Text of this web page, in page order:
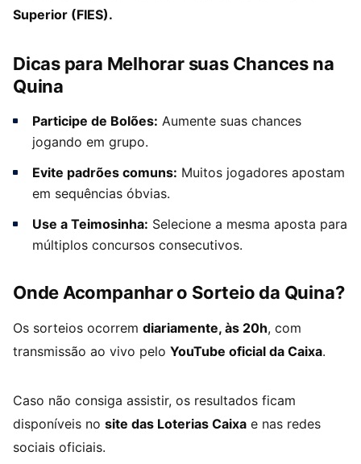
Superior (FIES).
Dicas para Melhorar suas Chances na
Quina
Participe de Bolões: Aumente suas chances
jogando em grupo.
Evite padrões comuns: Muitos jogadores apostam
em sequências óbvias.
Use a Teimosinha: Selecione a mesma aposta para
múltiplos concursos consecutivos.
Onde Acompanhar o Sorteio da Quina?
Os sorteios ocorrem diariamente, às 20h, com
transmissão ao vivo pelo YouTube oficial da Caixa.
Caso não consiga assistir, os resultados ficam
disponíveis no site das Loterias Caixa e nas redes
sociais oficiais.